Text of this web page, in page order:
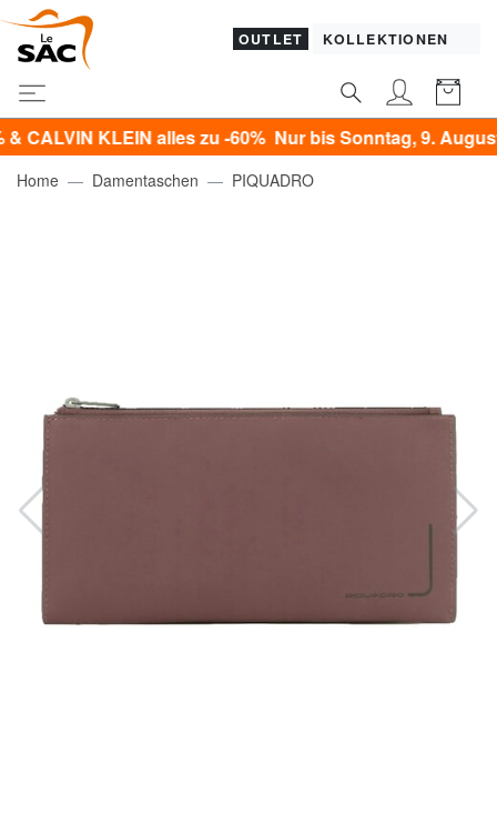
OUTLET KOLLEKTIONEN
KLEIN alles zu -60% Nur bis Sonntag, 9. August!*
Home Damentaschen PIQUADRO